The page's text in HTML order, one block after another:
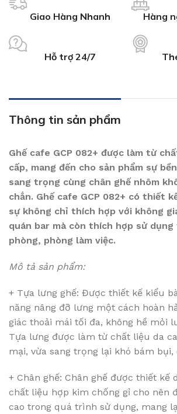
Giao Hàng Nhanh Hàng
Hỗ trợ 24/7
Thông tin sản phẩm
Ghế cafe GCP 082+ được làm từ
cấp, mang đến cho sản phẩm sự
sang trọng cùng chân ghế nhôm
chắn. Ghế cafe GCP 082+ có thiết
sự không chỉ thích hợp với không
quán bar mà còn thích hợp sử
phòng, phòng làm việc.
Mô tả sản phẩm:
+ Tựa lưng ghế: Được thiết kế kiểu
năng nâng đỡ lưng một cách hoàn
giác thoải mái tối đa, không hề mỏi
Tựa lưng được làm từ chất liệu da
mại, vừa sang trọng lại khó bám bụi,
+ Chân ghế: Chân ghế được thiết kế
chất liệu hợp kim chống gỉ cho nên
cao trong quá trình sử dụng, mang